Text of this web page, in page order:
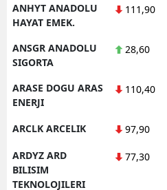
ANHYT ANADOLU
HAYAT EMEK.
111,90
ANSGR ANADOLU
SIGORTA
28,60
ARASE DOGU ARAS
ENERJI
110,40
ARCLK ARCELIK 97,90
ARDYZ ARD
BILISIM
TEKNOLOJILERI
77,30